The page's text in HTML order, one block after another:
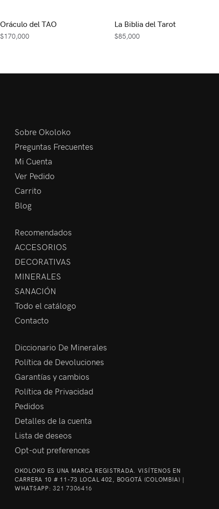
Oráculo del TAO
$170,000
La Biblia del Tarot
$85,000
Sobre Okoloko
Preguntas Frecuentes
Mi Cuenta
Ver Pedido
Carrito
Blog
Recomendados
ACCESORIOS
DECORATIVAS
MINERALES
SANACIÓN
Todo el catálogo
Contacto
Diccionario De Minerales
Política de Devoluciones
Garantías y cambios
Política de Privacidad
Pedidos
Detalles de la cuenta
Lista de deseos
Opt-out preferences
OKOLOKO ES UNA MARCA REGISTRADA. VISÍTENOS EN
CARRERA 10 # 11-73 LOCAL 402, BOGOTÁ (COLOMBIA) |
WHATSAPP:321 7306416